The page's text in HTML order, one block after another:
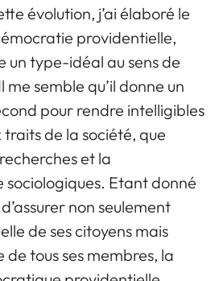
évolution, j’ai élaboré le
providentielle,
un type-idéal au sens de
me semble qu’il donne un
pour rendre intelligibles
de la société, que
et la
sociologiques. Etant donné
non seulement
de ses citoyens mais
de tous ses membres, la